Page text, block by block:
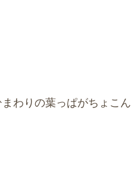
わりの葉っぱがちょこん